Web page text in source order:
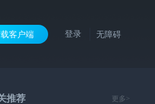
客户端 登录 无障碍
推荐 更多>